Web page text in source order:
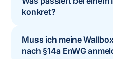
konkret?
Leistung steuerbarer
Muss ich meine
nach §14a EnWG